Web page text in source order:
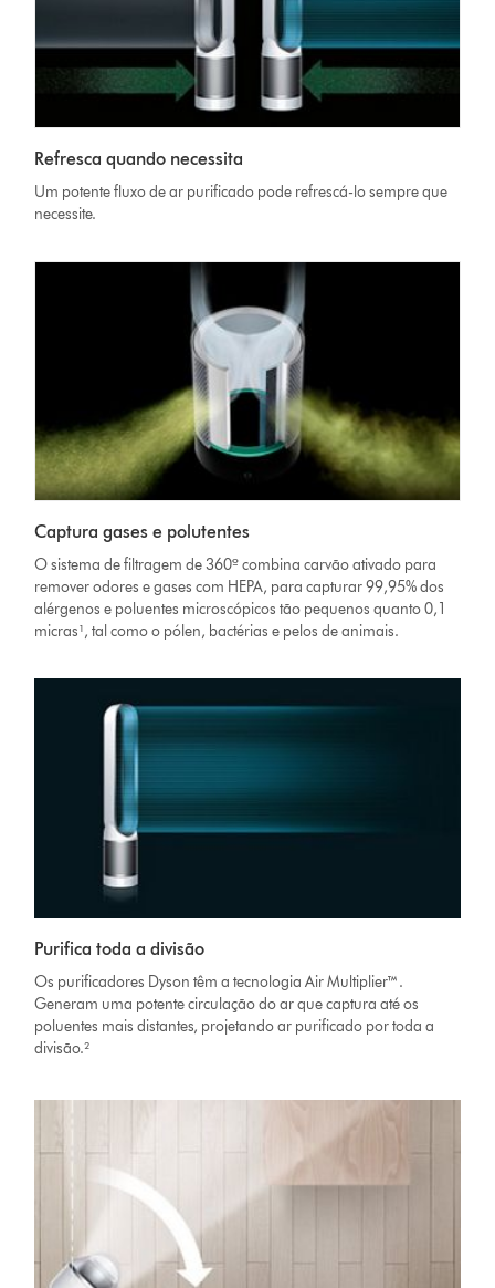
Refresca quando necessita
Um potente fluxo de ar purificado pode refrescá-lo sempre que
necessite.
Captura gases e polutentes
O sistema de filtragem de 360º combina carvão ativado para
remover odores e gases com HEPA, para capturar 99,95% dos
alérgenos e poluentes microscópicos tão pequenos quanto 0,1
micras¹, tal como o pólen, bactérias e pelos de animais.
Purifica toda a divisão
Os purificadores Dyson têm a tecnologia Air Multiplier™.
Generam uma potente circulação do ar que captura até os
poluentes mais distantes, projetando ar purificado por toda a
divisão.²